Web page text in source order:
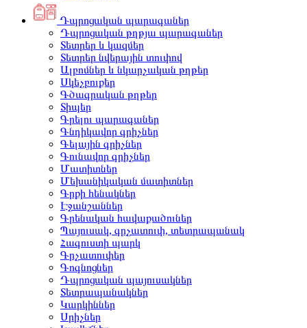
Դպրոցական պարագաներ
Դպրոցական թղթյա պարագաներ
Տետրեր և կազմեր
Տետրեր նվերային տուփով
Ալբոմներ և նկարչական թղթեր
Սկեչբուքեր
Գծագրական թղթեր
Տիպեր
Գրելու պարագաներ
Գնդիկավոր գրիչներ
Գելային գրիչներ
Գունավոր գրիչներ
Մատիտներ
Մեխանիկական մատիտներ
Գրքի հենակներ
Էջանշաններ
Գրենական հավաքածուներ
Պայուսակ, գրչատուփ, տետրապանակ
Հագուստի պարկ
Գրչատուփեր
Գոգնոցներ
Դպրոցական պայուսակներ
Տետրապանակներ
Կարկիններ
Սրիչներ